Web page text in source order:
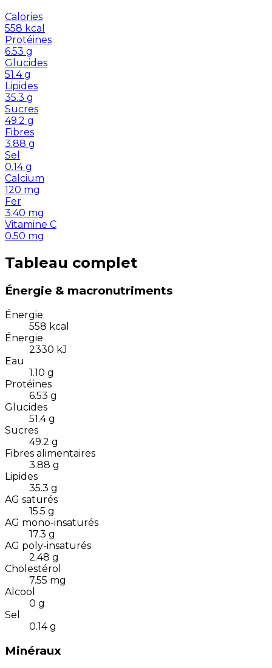
Calories
558 kcal
Protéines
6.53 g
Glucides
51.4 g
Lipides
35.3 g
Sucres
49.2 g
Fibres
3.88 g
Sel
0.14 g
Calcium
120 mg
Fer
3.40 mg
Vitamine C
0.50 mg
Tableau complet
Énergie & macronutriments
Énergie
558 kcal
Énergie
2330 kJ
Eau
1.10 g
Protéines
6.53 g
Glucides
51.4 g
Sucres
49.2 g
Fibres alimentaires
3.88 g
Lipides
35.3 g
AG saturés
15.5 g
AG mono-insaturés
17.3 g
AG poly-insaturés
2.48 g
Cholestérol
7.55 mg
Alcool
0 g
Sel
0.14 g
Minéraux